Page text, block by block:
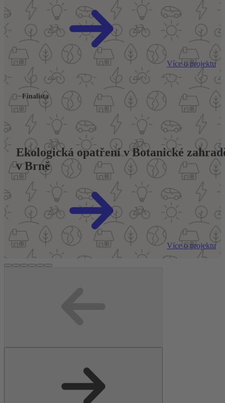
Více o projektu
Finalista
Ekologická opatření v Botanické
v Brně
Více o projektu